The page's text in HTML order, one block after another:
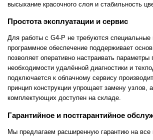
высыхание красочного слоя и стабильность
Простота эксплуатации и сервис
Для работы с G4-P не требуются специальные
программное обеспечение поддерживает
позволяет оперативно настраивать параметры
необходимости удалённой диагностики и
подключается к облачному сервису
принцип конструкции упрощает замену узлов,
комплектующих доступен на складе.
Гарантийное и постгарантийное
Мы предлагаем расширенную гарантию на